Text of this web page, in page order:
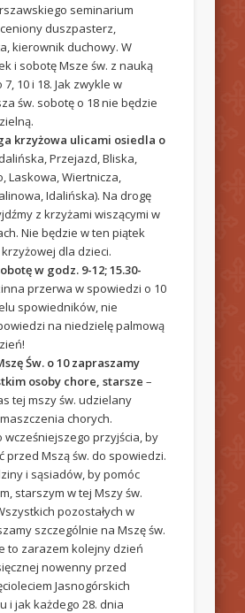
seminarium
duszpasterz,
kierownik duchowy. W
i sobotę Msze św. z nauką
10 i 18. Jak zwykle w
św. sobotę o 18 nie będzie
krzyżowa ulicami osiedla o
Przejazd, Bliska,
Laskowa, Wiertnicza,
Idalińska). Na drogę
z krzyżami wiszącymi w
Nie będzie w ten piątek
dla dzieci.
w godz. 9-12; 15.30-
przerwa w spowiedzi o 10
spowiedników, nie
na niedzielę palmową
Św. o 10 zapraszamy
osoby chore, starsze –
tej mszy św. udzielany
chorych.
wcześniejszego przyjścia, by
przed Mszą św. do spowiedzi.
i sąsiadów, by pomóc
starszym w tej Mszy św.
pozostałych w
szczególnie na Mszę św.
to zarazem kolejny dzień
nowenny przed
Jasnogórskich
i jak każdego 28. dnia